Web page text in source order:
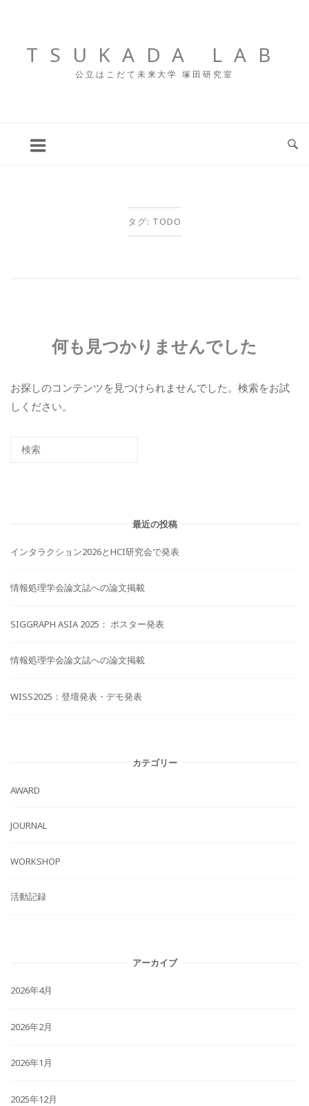
TSUKADA LAB
公立はこだて未来大学 塚田研究室
タグ: TODO
何も見つかりませんでした
お探しのコンテンツを見つけられませんでした。検索をお試
しください。
最近の投稿
インタラクション2026とHCI研究会で発表
情報処理学会論文誌への論文掲載
SIGGRAPH ASIA 2025： ポスター発表
情報処理学会論文誌への論文掲載
WISS2025：登壇発表・デモ発表
カテゴリー
AWARD
JOURNAL
WORKSHOP
活動記録
アーカイブ
2026年4月
2026年2月
2026年1月
2025年12月